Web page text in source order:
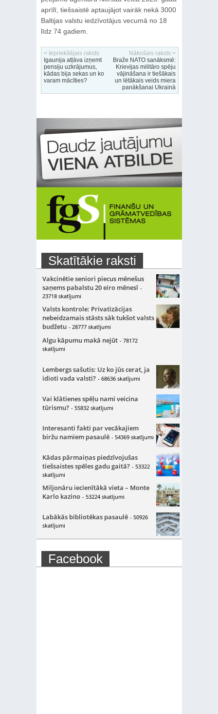
aprīlī, tiešsaistē aptaujājot vairāk nekā 3000
Baltijas valstu iedzīvotājus vecumā no 18
līdz 74 gadiem.
< Iepriekšējais raksts
Igaunija atļāva izņemt
pensiju uzkrājumus,
kādas bija sekas un ko
varam mācīties?
Nākošais raksts >
Braže NATO sanāksmē:
Krievijas militāro spēju
vājināšana ir tiešākais
un lētākais veids miera
panākšanai Ukrainā
Skatītākie raksti
Vakcinētie seniori piecus mēnešus
saņems pabalstu 20 eiro mēnesī -
23718 skatījumi
Valsts kontrole: Privatizācijas
nebeidzamais stāsts sāk tukšot valsts
budžetu - 28777 skatījumi
Algu kāpumu makā nejūt - 78172
skatījumi
Lembergs sašutis: Uz ko jūs cerat, ja
idioti vada valsti? - 68636 skatījumi
Vai klātienes spēļu nami veicina
tūrismu? - 55832 skatījumi
Interesanti fakti par vecākajiem
biržu namiem pasaulē - 54369 skatījumi
Kādas pārmaiņas piedzīvojušas
tiešsaistes spēles gadu gaitā? - 53322
skatījumi
Miljonāru iecienītākā vieta – Monte
Karlo kazino - 53224 skatījumi
Labākās bibliotēkas pasaulē - 50926
skatījumi
Facebook